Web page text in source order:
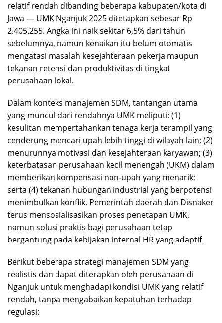
relatif rendah dibanding beberapa kabupaten/kota di
Jawa — UMK Nganjuk 2025 ditetapkan sebesar Rp
2.405.255. Angka ini naik sekitar 6,5% dari tahun
sebelumnya, namun kenaikan itu belum otomatis
mengatasi masalah kesejahteraan pekerja maupun
tekanan retensi dan produktivitas di tingkat
perusahaan lokal.
Dalam konteks manajemen SDM, tantangan utama
yang muncul dari rendahnya UMK meliputi: (1)
kesulitan mempertahankan tenaga kerja terampil yang
cenderung mencari upah lebih tinggi di wilayah lain; (2)
menurunnya motivasi dan kesejahteraan karyawan; (3)
keterbatasan perusahaan kecil menengah (UKM) dalam
memberikan kompensasi non-upah yang menarik;
serta (4) tekanan hubungan industrial yang berpotensi
menimbulkan konflik. Pemerintah daerah dan Disnaker
terus mensosialisasikan proses penetapan UMK,
namun solusi praktis bagi perusahaan tetap
bergantung pada kebijakan internal HR yang adaptif.
Berikut beberapa strategi manajemen SDM yang
realistis dan dapat diterapkan oleh perusahaan di
Nganjuk untuk menghadapi kondisi UMK yang relatif
rendah, tanpa mengabaikan kepatuhan terhadap
regulasi: